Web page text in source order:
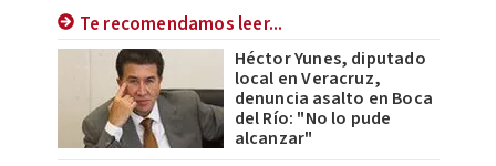
Te recomendamos leer...
Héctor Yunes, diputado
local en Veracruz,
denuncia asalto en Boca
del Río: "No lo pude
alcanzar"